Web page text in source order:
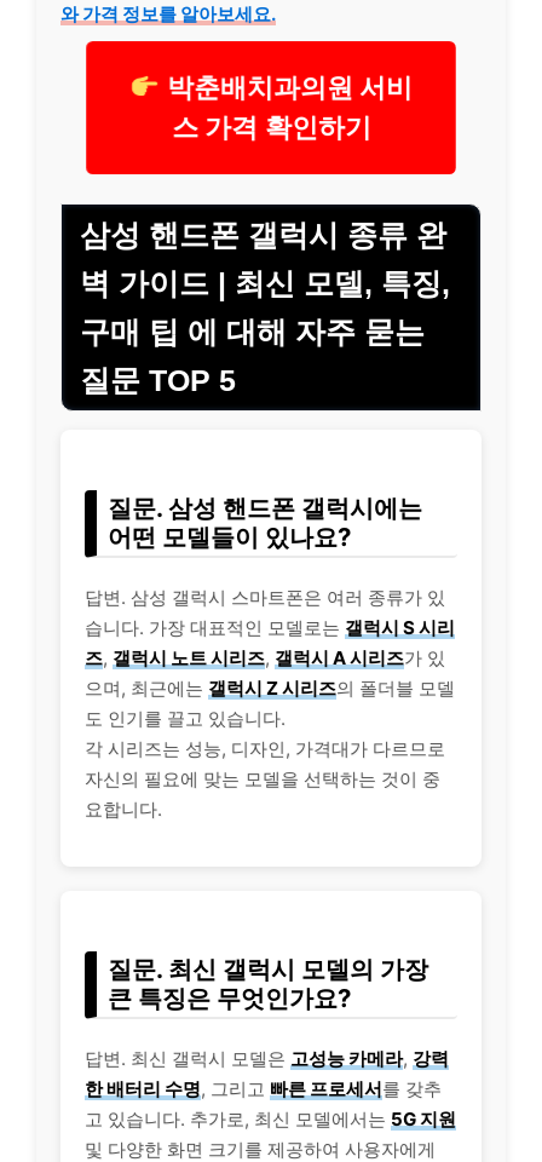
와 가격 정보를 알아보세요.
박춘배치과의원 서비
스 가격 확인하기
삼성 핸드폰 갤럭시 종류 완
벽 가이드 | 최신 모델, 특징,
구매 팁 에 대해 자주 묻는
질문 TOP 5
질문. 삼성 핸드폰 갤럭시에는
어떤 모델들이 있나요?
답변. 삼성 갤럭시 스마트폰은 여러 종류가 있
습니다. 가장 대표적인 모델로는 갤럭시 S 시리
즈, 갤럭시 노트 시리즈, 갤럭시 A 시리즈가 있
으며, 최근에는 갤럭시 Z 시리즈의 폴더블 모델
도 인기를 끌고 있습니다.
각 시리즈는 성능, 디자인, 가격대가 다르므로
자신의 필요에 맞는 모델을 선택하는 것이 중
요합니다.
질문. 최신 갤럭시 모델의 가장
큰 특징은 무엇인가요?
답변. 최신 갤럭시 모델은 고성능 카메라, 강력
한 배터리 수명, 그리고 빠른 프로세서를 갖추
고 있습니다. 추가로, 최신 모델에서는 5G 지원
및 다양한 화면 크기를 제공하여 사용자에게